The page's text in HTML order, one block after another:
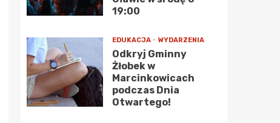
19:00
EDUKACJA WYDARZENIA
Odkryj Gminny
Żłobek w
Marcinkowicach
podczas Dnia
Otwartego!